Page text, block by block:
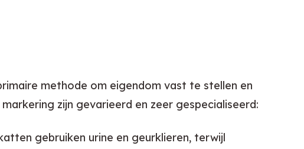
methode om eigendom vast te stellen en
zijn gevarieerd en zeer gespecialiseerd:
gebruiken urine en geurklieren, terwijl